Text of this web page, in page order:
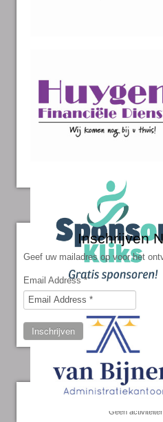
Inschrijven
Geef uw mailadres op voor het
Email Address*
Inschrijven
Geen